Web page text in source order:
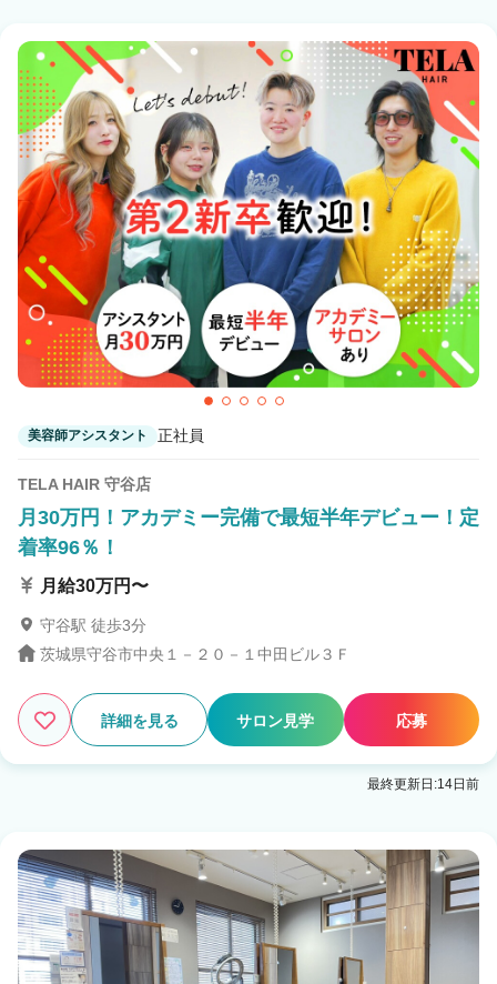
美容師アシスタント 正社員
TELA HAIR 守谷店
月30万円！アカデミー完備で最短半年デビュー！定
着率96％！
月給30万円〜
守谷駅 徒歩3分
茨城県守谷市中央１－２０－１中田ビル３Ｆ
詳細を見る サロン見学 応募
最終更新日:14日前